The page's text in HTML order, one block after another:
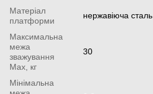
Матеріал
платформи
нержавіюча сталь
Максимальна
межа
зважування
Мах, кг
30
Мінімальна